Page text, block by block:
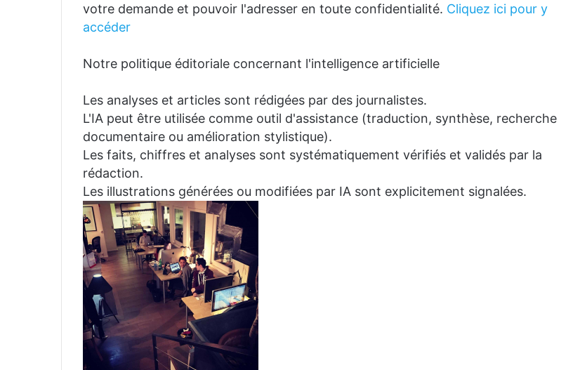
votre demande et pouvoir l'adresser en toute confidentialité. Cliquez ici pour y
accéder
Notre politique éditoriale concernant l'intelligence artificielle
Les analyses et articles sont rédigées par des journalistes.
L'IA peut être utilisée comme outil d'assistance (traduction, synthèse, recherche
documentaire ou amélioration stylistique).
Les faits, chiffres et analyses sont systématiquement vérifiés et validés par la
rédaction.
Les illustrations générées ou modifiées par IA sont explicitement signalées.